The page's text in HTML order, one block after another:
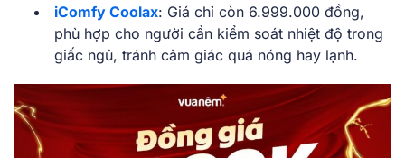
iComfy Coolax: Giá chỉ còn 6.999.000 đồng,
phù hợp cho người cần kiểm soát nhiệt độ trong
giấc ngủ, tránh cảm giác quá nóng hay lạnh.